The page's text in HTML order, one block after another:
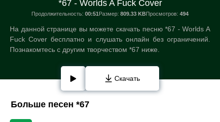
*67 - Worlds A Fuck Cover
Продолжительность: 00:51Размер: 809.33 KBПросмотров: 494
На данной странице вы можете скачать песню *67 - Worlds A
Fuck Cover бесплатно и слушать онлайн без ограничений.
Познакомтесь с другим творчеством *67 ниже.
Скачать
Больше песен *67